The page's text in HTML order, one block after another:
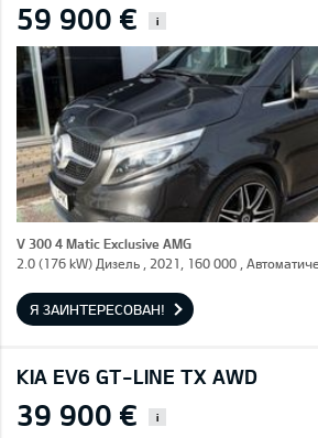
59 900 € i
V 300 4 Matic Exclusive AMG
2.0 (176 kW) Дизель , 2021, 160 000 ,
Я ЗАИНТЕРЕСОВАН!
KIA EV6 GT-LINE TX AWD
39 900 € i